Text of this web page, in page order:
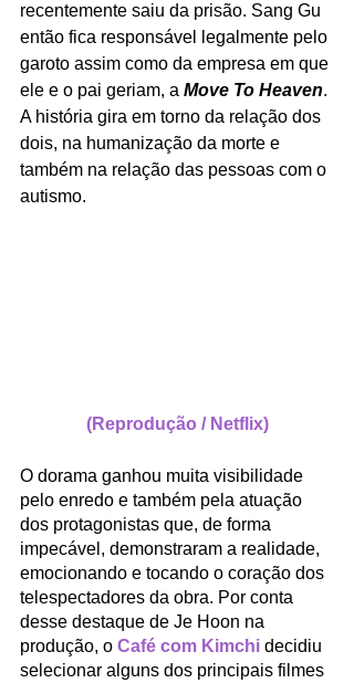
recentemente saiu da prisão. Sang Gu
então fica responsável legalmente pelo
garoto assim como da empresa em que
ele e o pai geriam, a Move To Heaven.
A história gira em torno da relação dos
dois, na humanização da morte e
também na relação das pessoas com o
autismo.
(Reprodução / Netflix)
O dorama ganhou muita visibilidade
pelo enredo e também pela atuação
dos protagonistas que, de forma
impecável, demonstraram a realidade,
emocionando e tocando o coração dos
telespectadores da obra. Por conta
desse destaque de Je Hoon na
produção, o Café com Kimchi decidiu
selecionar alguns dos principais filmes